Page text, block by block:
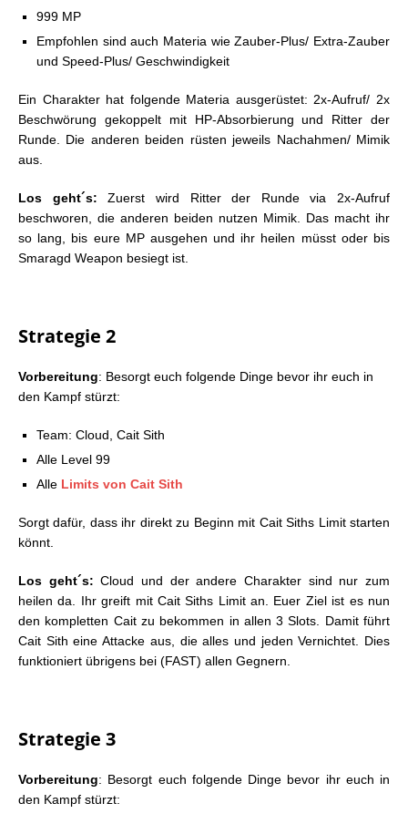
999 MP
Empfohlen sind auch Materia wie Zauber-Plus/ Extra-Zauber
und Speed-Plus/ Geschwindigkeit
Ein Charakter hat folgende Materia ausgerüstet: 2x-Aufruf/ 2x
Beschwörung gekoppelt mit HP-Absorbierung und Ritter der
Runde. Die anderen beiden rüsten jeweils Nachahmen/ Mimik
aus.
Los geht´s: Zuerst wird Ritter der Runde via 2x-Aufruf
beschworen, die anderen beiden nutzen Mimik. Das macht ihr
so lang, bis eure MP ausgehen und ihr heilen müsst oder bis
Smaragd Weapon besiegt ist.
Strategie 2
Vorbereitung: Besorgt euch folgende Dinge bevor ihr euch in
den Kampf stürzt:
Team: Cloud, Cait Sith
Alle Level 99
Alle Limits von Cait Sith
Sorgt dafür, dass ihr direkt zu Beginn mit Cait Siths Limit starten
könnt.
Los geht´s:Cloud und der andere Charakter sind nur zum
heilen da. Ihr greift mit Cait Siths Limit an. Euer Ziel ist es nun
den kompletten Cait zu bekommen in allen 3 Slots. Damit führt
Cait Sith eine Attacke aus, die alles und jeden Vernichtet. Dies
funktioniert übrigens bei (FAST) allen Gegnern.
Strategie 3
Vorbereitung: Besorgt euch folgende Dinge bevor ihr euch in
den Kampf stürzt: